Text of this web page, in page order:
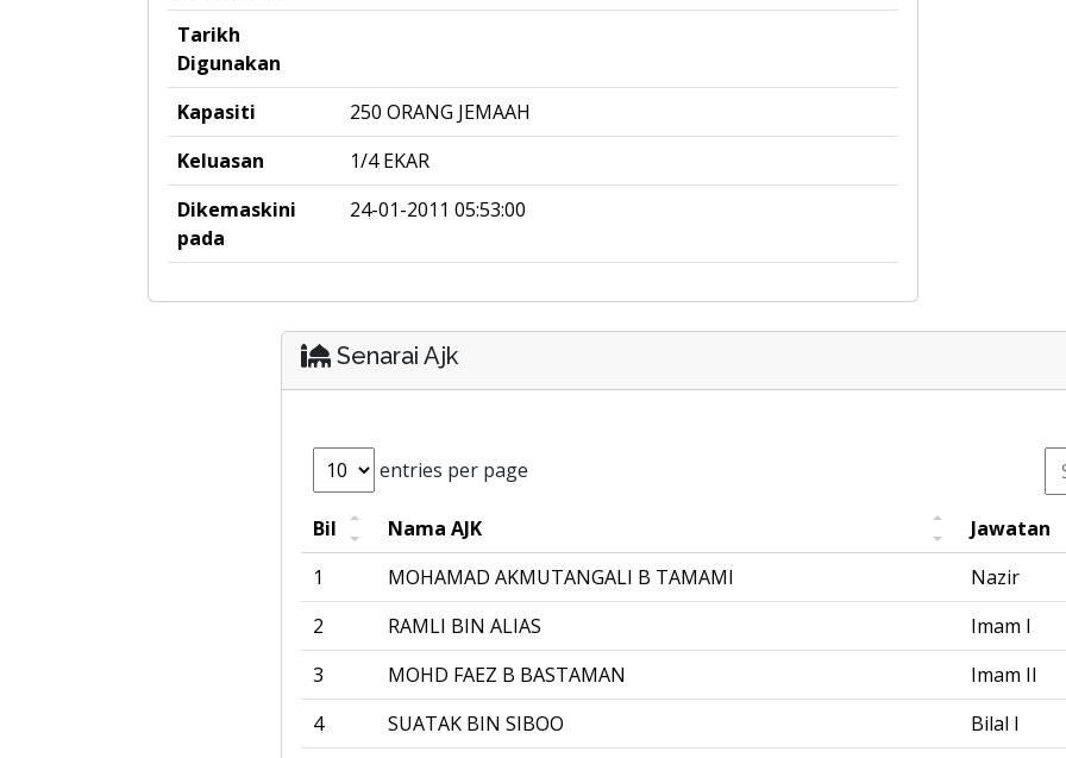
Tarikh
Digunakan
Kapasiti
250 ORANG JEMAAH
Keluasan
1/4 EKAR
Dikemaskini
pada
24-01-2011 05:53:00
Senarai Ajk
entries per page
Bil Nama AJK
Jawatan
1
MOHAMAD AKMUTANGALI B TAMAMI
Nazir
2
RAMLI BIN ALIAS
Imam I
3
MOHD FAEZ B BASTAMAN
Imam II
4
SUATAK BIN SIBOO
Bilal I